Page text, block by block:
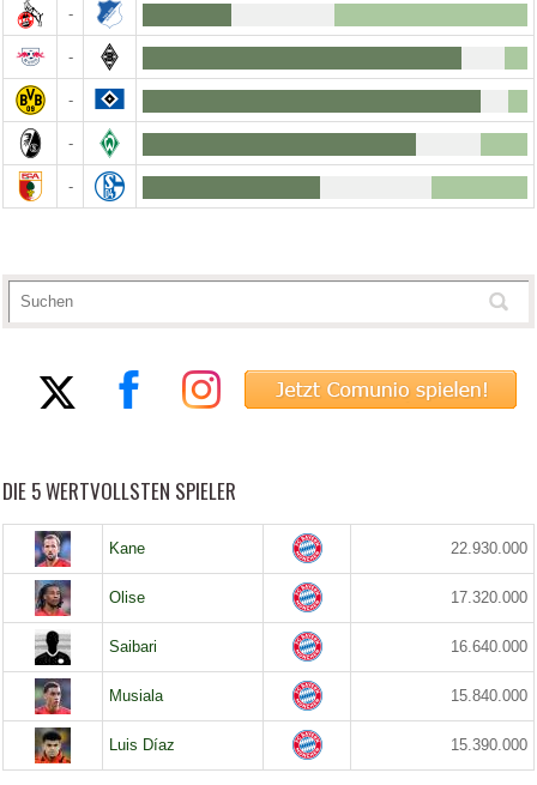
-
-
-
-
-
DIE 5 WERTVOLLSTEN SPIELER
Kane 22.930.000
Olise 17.320.000
Saibari 16.640.000
Musiala 15.840.000
Luis Díaz 15.390.000